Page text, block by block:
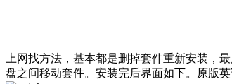
上网找方法，基本都是删掉套件重新安装，
盘之间移动套件。安装完后界面如下。原版